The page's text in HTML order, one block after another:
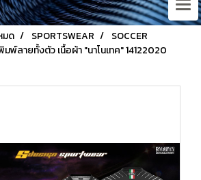
มด SPORTSWEAR
SOCCER
พ์ลายทั้งตัว เนื้อผ้า "นาโนเทค" 14122020